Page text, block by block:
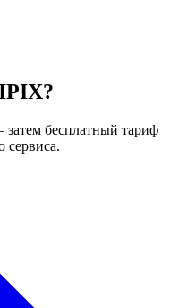
бесплатный тариф
сервиса.